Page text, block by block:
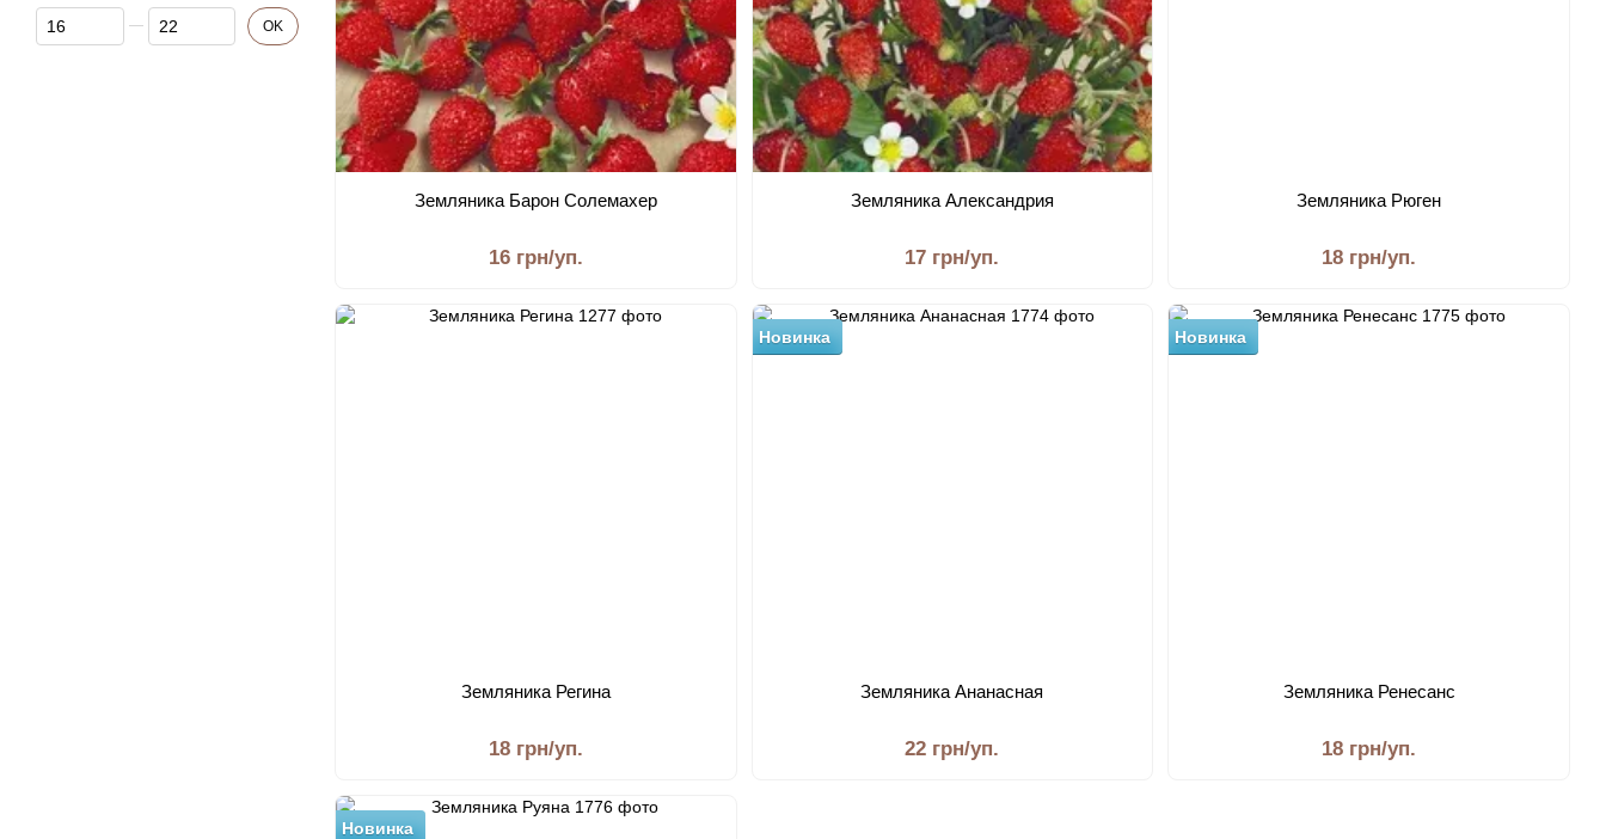
Земляника Барон Солемахер
16 грн/уп.
Земляника Александрия
17 грн/уп.
Земляника Рюген
18 грн/уп.
Земляника Регина
18 грн/уп.
Новинка
Земляника Ананасная
22 грн/уп.
Новинка
Земляника Ренесанс
18 грн/уп.
Новинка
От Цена, грн
До Цена, грн OK